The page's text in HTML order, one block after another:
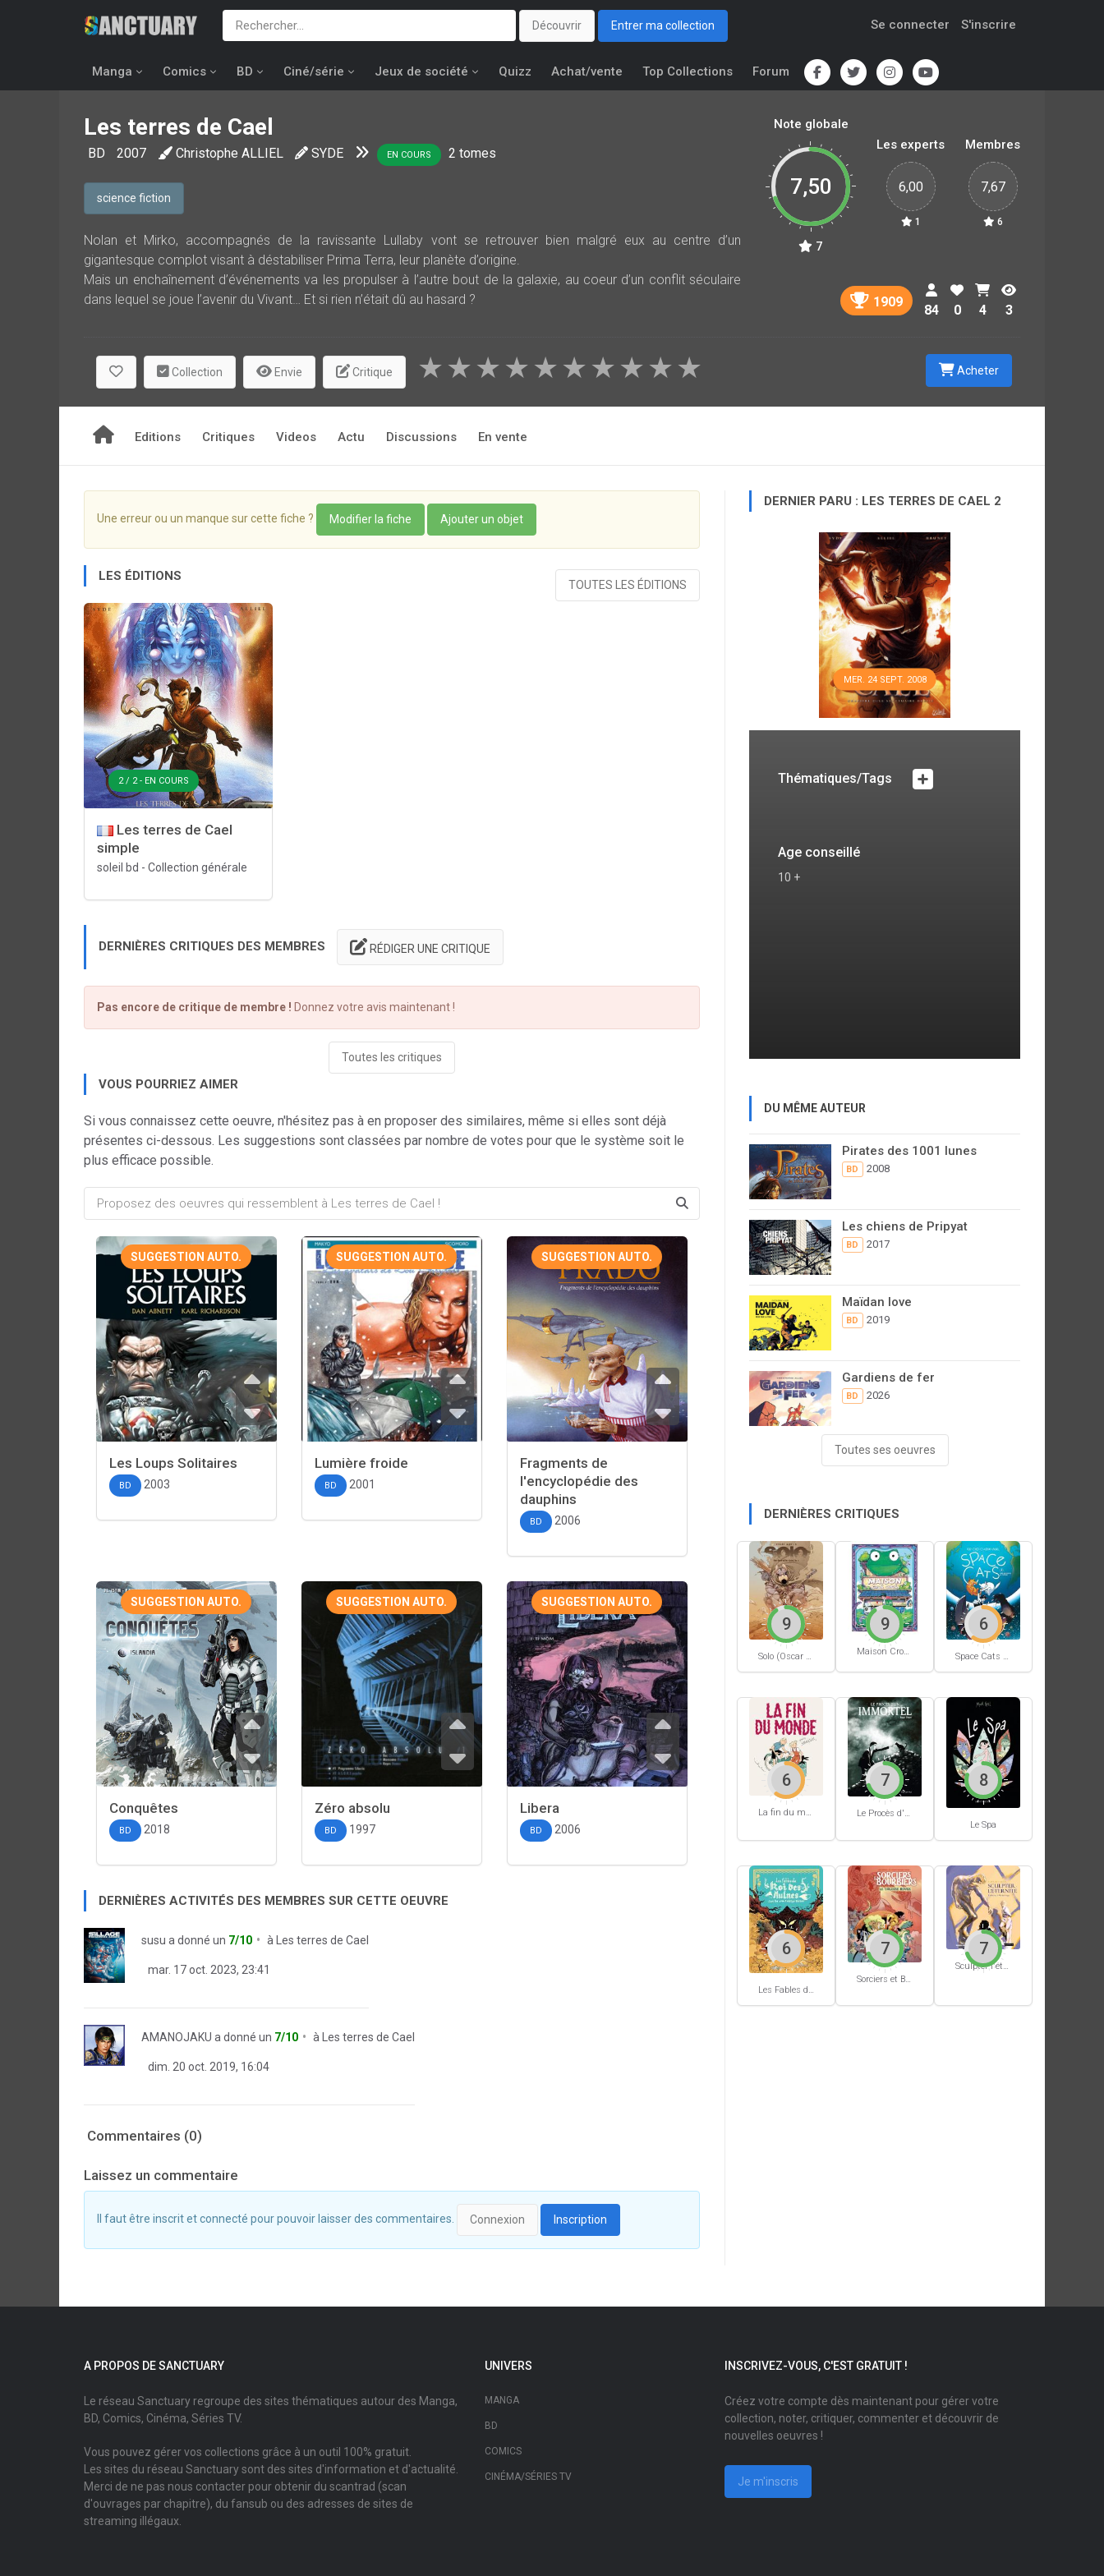
Découvrir Entrer ma collection Se connecter S'inscrire
Manga Comics BD Ciné/série Jeux de société Quizz Achat/vente Top Collections Forum
Les terres de Cael
BD 2007 Christophe ALLIEL SYDE EN COURS 2 tomes
science fiction
Nolan et Mirko, accompagnés de la ravissante Lullaby vont se retrouver bien malgré eux au centre d’un
gigantesque complot visant à déstabiliser Prima Terra, leur planète d’origine.
Mais un enchaînement d’événements va les propulser à l’autre bout de la galaxie, au coeur d’un conflit séculaire
dans lequel se joue l’avenir du Vivant… Et si rien n’était dû au hasard ?
Note globale
7,50
7
Les experts
6,00
1
Membres
7,67
6
1909
84 0 4 3
Collection Envie Critique ★
★
★
★
★
★
★
★
★
★ Acheter
Editions Critiques Videos Actu Discussions En vente
Une erreur ou un manque sur cette fiche ? Modifier la fiche Ajouter un objet
LES ÉDITIONS
TOUTES LES ÉDITIONS
2 / 2 - EN COURS
Les terres de Cael
simple
soleil bd - Collection générale
DERNIÈRES CRITIQUES DES MEMBRES RÉDIGER UNE CRITIQUE
Pas encore de critique de membre ! Donnez votre avis maintenant !
Toutes les critiques
VOUS POURRIEZ AIMER
Si vous connaissez cette oeuvre, n'hésitez pas à en proposer des similaires, même si elles sont déjà
présentes ci-dessous. Les suggestions sont classées par nombre de votes pour que le système soit le
plus efficace possible.
SUGGESTION AUTO.
Les Loups Solitaires
BD 2003
SUGGESTION AUTO.
Lumière froide
BD 2001
SUGGESTION AUTO.
Fragments de
l'encyclopédie des
dauphins
BD 2006
SUGGESTION AUTO.
Conquêtes
BD 2018
SUGGESTION AUTO.
Zéro absolu
BD 1997
SUGGESTION AUTO.
Libera
BD 2006
DERNIÈRES ACTIVITÉS DES MEMBRES SUR CETTE OEUVRE
susu a donné un 7/10 à Les terres de Cael
mar. 17 oct. 2023, 23:41
AMANOJAKU a donné un 7/10 à Les terres de Cael
dim. 20 oct. 2019, 16:04
Commentaires (0)
Laissez un commentaire
Il faut être inscrit et connecté pour pouvoir laisser des commentaires. Connexion Inscription
DERNIER PARU : LES TERRES DE CAEL 2
MER. 24 SEPT. 2008
Thématiques/Tags
Age conseillé
10 +
DU MÊME AUTEUR
Pirates des 1001 lunes
BD 2008
Les chiens de Pripyat
BD 2017
Maïdan love
BD 2019
Gardiens de fer
BD 2026
Toutes ses oeuvres
DERNIÈRES CRITIQUES
Solo (Oscar Martin) #1
9
Maison Croâ Croâ
9 6
6
Le Procès d'un immortel
7
Le Spa
8
Les Fables du Roi des Aulnes
6
Sorciers et Bourbiers #1
7 7
A PROPOS DE SANCTUARY
Le réseau Sanctuary regroupe des sites thématiques autour des Manga,
BD, Comics, Cinéma, Séries TV.
Vous pouvez gérer vos collections grâce à un outil 100% gratuit.
Les sites du réseau Sanctuary sont des sites d'information et d'actualité.
Merci de ne pas nous contacter pour obtenir du scantrad (scan
d'ouvrages par chapitre), du fansub ou des adresses de sites de
streaming illégaux.
UNIVERS
MANGA
BD
COMICS
CINÉMA/SÉRIES TV
INSCRIVEZ-VOUS, C'EST GRATUIT !
Créez votre compte dès maintenant pour gérer votre
collection, noter, critiquer, commenter et découvrir de
nouvelles oeuvres !
Je m'inscris